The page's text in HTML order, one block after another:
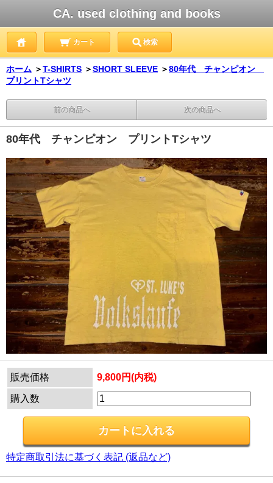
CA. used clothing and books
カート 検索
ホーム ＞T-SHIRTS ＞SHORT SLEEVE ＞80年代 チャンピオン
プリントTシャツ
前の商品へ 次の商品へ
80年代 チャンピオン プリントTシャツ
販売価格 9,800円(内税)
購入数
特定商取引法に基づく表記 (返品など)